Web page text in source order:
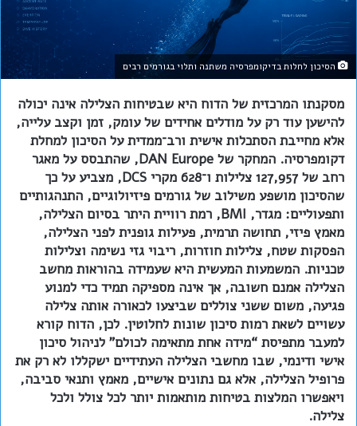
הסיכון לחלות בדיקומפרסיה משתנה ותלוי בגורמים רבים
מסקנתו המרכזית של הדוח היא שבטיחות הצלילה אינה יכולה
להישען עוד רק על מודלים אחידים של עומק, זמן וקצב עלייה,
אלא מחייבת הסתכלות אישית ורב־ממדית על הסיכון למחלת
דקומפרסיה. המחקר של DAN Europe, שהתבסס על מאגר
רחב של 127,957 צלילות ו־628 מקרי DCS, מצביע על כך
שהסיכון מושפע משילוב של גורמים פיזיולוגיים, התנהגותיים
ותפעוליים: מגדר, BMI, רמת רוויית היתר בסיום הצלילה,
מאמץ פיזי, תחושה תרמית, פעילות גופנית לפני הצלילה,
הפסקות שטח, צלילות חוזרות, ריבוי גזי נשימה וצלילות
טכניות. המשמעות המעשית היא שעמידה בהוראות מחשב
הצלילה אמנם חשובה, אך אינה מספיקה תמיד כדי למנוע
פגיעה, משום ששני צוללים שביצעו לכאורה אותה צלילה
עשויים לשאת רמות סיכון שונות לחלוטין. לכן, הדוח קורא
למעבר מתפיסת “מידה אחת מתאימה לכולם” לניהול סיכון
אישי ודינמי, שבו מחשבי הצלילה העתידיים ישקללו לא רק את
פרופיל הצלילה, אלא גם נתונים אישיים, מאמץ ותנאי סביבה,
ויאפשרו המלצות בטיחות מותאמות יותר לכל צולל ולכל
צלילה.